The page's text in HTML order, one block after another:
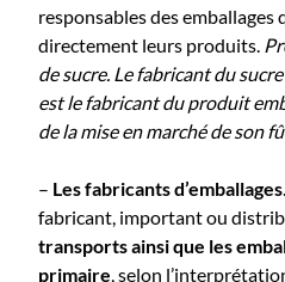
responsables des
directement leurs produits.
de sucre. Le fabricant du
est le fabricant du produit
de la mise en marché de son
– Lesfabricants d’emballages
fabricant, ​​important ou
transports ainsi que les
primaire​, selon